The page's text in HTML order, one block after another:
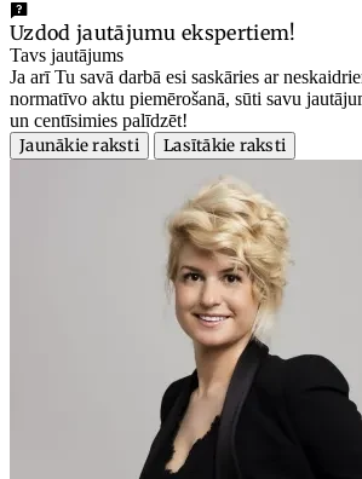
Uzdod jautājumu ekspertiem!
Tavs jautājums
Ja arī Tu savā darbā esi saskāries ar
normatīvo aktu piemērošanā, sūti savu
un centīsimies palīdzēt!
Jaunākie raksti
Lasītākie raksti